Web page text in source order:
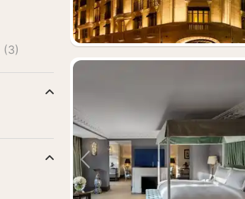
Vorige foto
(3)